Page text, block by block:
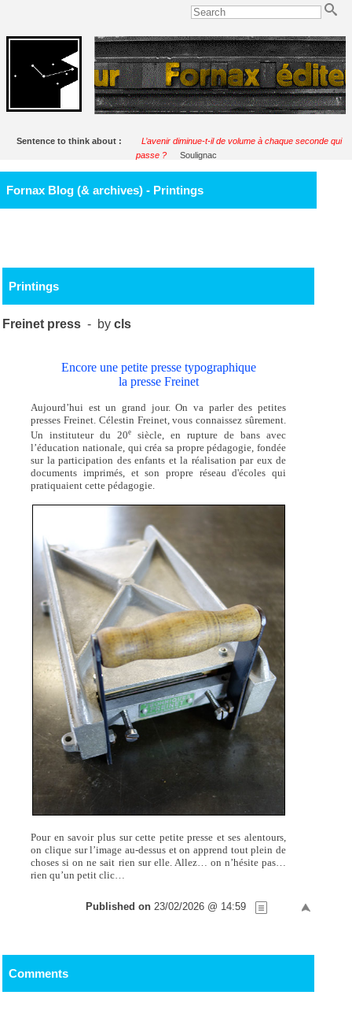
Sentence to think about :
L’avenir diminue-t-il de volume à chaque seconde qui
passe ?
Soulignac
Fornax Blog (& archives) - Printings
Printings
Freinet press - bycls
Encore une petite presse typographique
la presse Freinet
Aujourd’hui est un grand jour. On va parler des petites
presses Freinet. Célestin Freinet, vous connaissez sûrement.
Un instituteur du 20e
siècle, en rupture de bans avec
l’éducation nationale, qui créa sa propre pédagogie, fondée
sur la participation des enfants et la réalisation par eux de
documents imprimés, et son propre réseau d'écoles qui
pratiquaient cette pédagogie.
Pour en savoir plus sur cette petite presse et ses alentours,
on clique sur l’image au-dessus et on apprend tout plein de
choses si on ne sait rien sur elle. Allez… on n’hésite pas…
rien qu’un petit clic…
Published on 23/02/2026 @ 14:59
Comments